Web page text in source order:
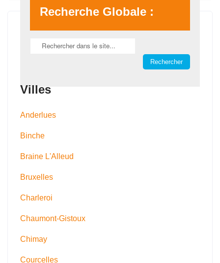
Recherche Globale :
Villes
Anderlues
Binche
Braine L'Alleud
Bruxelles
Charleroi
Chaumont-Gistoux
Chimay
Courcelles